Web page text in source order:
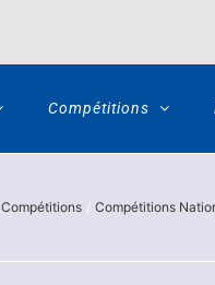
Compétitions
Compétitions Compétitions